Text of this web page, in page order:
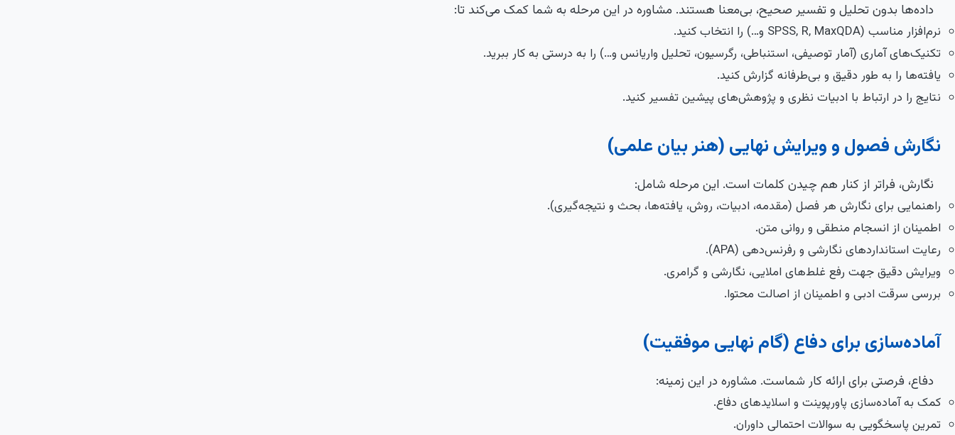
داده‌ها بدون تحلیل و تفسیر صحیح، بی‌معنا هستند. مشاوره در این مرحله به شما کمک می‌کند تا:
نرم‌افزار مناسب (SPSS, R, MaxQDA و…) را انتخاب کنید.
تکنیک‌های آماری (آمار توصیفی، استنباطی، رگرسیون، تحلیل واریانس و…) را به درستی به کار ببرید.
یافته‌ها را به طور دقیق و بی‌طرفانه گزارش کنید.
نتایج را در ارتباط با ادبیات نظری و پژوهش‌های پیشین تفسیر کنید.
نگارش فصول و ویرایش نهایی (هنر بیان علمی)
نگارش، فراتر از کنار هم چیدن کلمات است. این مرحله شامل:
راهنمایی برای نگارش هر فصل (مقدمه، ادبیات، روش، یافته‌ها، بحث و نتیجه‌گیری).
اطمینان از انسجام منطقی و روانی متن.
رعایت استانداردهای نگارشی و رفرنس‌دهی (APA).
ویرایش دقیق جهت رفع غلط‌های املایی، نگارشی و گرامری.
بررسی سرقت ادبی و اطمینان از اصالت محتوا.
آماده‌سازی برای دفاع (گام نهایی موفقیت)
دفاع، فرصتی برای ارائه کار شماست. مشاوره در این زمینه:
کمک به آماده‌سازی پاورپوینت و اسلایدهای دفاع.
تمرین پاسخگویی به سوالات احتمالی داوران.